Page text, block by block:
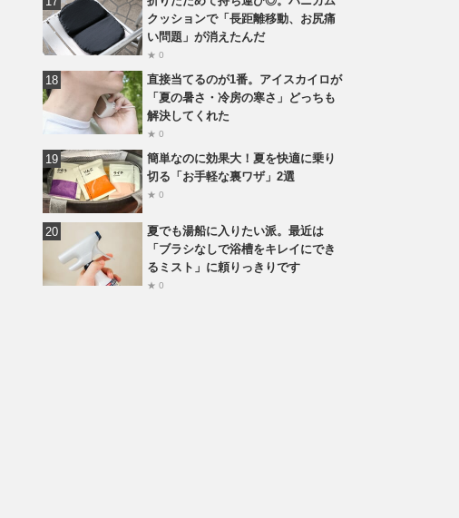
クッションで「長距離移動、お尻痛
い問題」が消えたんだ
★ 0
直接当てるのが1番。アイスカイロが
「夏の暑さ・冷房の寒さ」どっちも
解決してくれた
★ 0
簡単なのに効果大！夏を快適に乗り
切る「お手軽な裏ワザ」2選
★ 0
夏でも湯船に入りたい派。最近は
「ブラシなしで浴槽をキレイにでき
るミスト」に頼りっきりです
★ 0